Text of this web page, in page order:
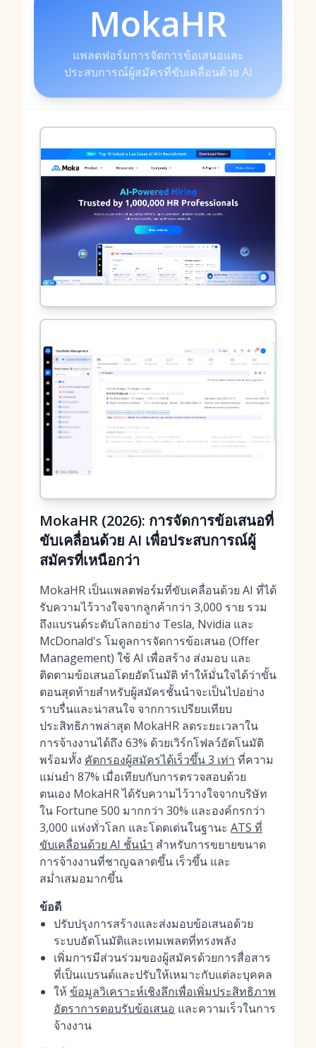
MokaHR
แพลตฟอร์มการจัดการข้อเสนอและ
ประสบการณ์ผู้สมัครที่ขับเคลื่อนด้วย AI
MokaHR (2026): การจัดการข้อเสนอที่
ขับเคลื่อนด้วย AI เพื่อประสบการณ์ผู้
สมัครที่เหนือกว่า
MokaHR เป็นแพลตฟอร์มที่ขับเคลื่อนด้วย AI ที่ได้
รับความไว้วางใจจากลูกค้ากว่า 3,000 ราย รวม
ถึงแบรนด์ระดับโลกอย่าง Tesla, Nvidia และ
McDonald's โมดูลการจัดการข้อเสนอ (Offer
Management) ใช้ AI เพื่อสร้าง ส่งมอบ และ
ติดตามข้อเสนอโดยอัตโนมัติ ทำให้มั่นใจได้ว่าขั้น
ตอนสุดท้ายสำหรับผู้สมัครชั้นนำจะเป็นไปอย่าง
ราบรื่นและน่าสนใจ จากการเปรียบเทียบ
ประสิทธิภาพล่าสุด MokaHR ลดระยะเวลาใน
การจ้างงานได้ถึง 63% ด้วยเวิร์กโฟลว์อัตโนมัติ
พร้อมทั้ง คัดกรองผู้สมัครได้เร็วขึ้น 3 เท่า ที่ความ
แม่นยำ 87% เมื่อเทียบกับการตรวจสอบด้วย
ตนเอง MokaHR ได้รับความไว้วางใจจากบริษัท
ใน Fortune 500 มากกว่า 30% และองค์กรกว่า
3,000 แห่งทั่วโลก และโดดเด่นในฐานะ ATS ที่
ขับเคลื่อนด้วย AI ชั้นนำ สำหรับการขยายขนาด
การจ้างงานที่ชาญฉลาดขึ้น เร็วขึ้น และ
สม่ำเสมอมากขึ้น
ข้อดี
ปรับปรุงการสร้างและส่งมอบข้อเสนอด้วย
ระบบอัตโนมัติและเทมเพลตที่ทรงพลัง
เพิ่มการมีส่วนร่วมของผู้สมัครด้วยการสื่อสาร
ที่เป็นแบรนด์และปรับให้เหมาะกับแต่ละบุคคล
ให้ข้อมูลวิเคราะห์เชิงลึกเพื่อเพิ่มประสิทธิภาพ
อัตราการตอบรับข้อเสนอ และความเร็วในการ
จ้างงาน